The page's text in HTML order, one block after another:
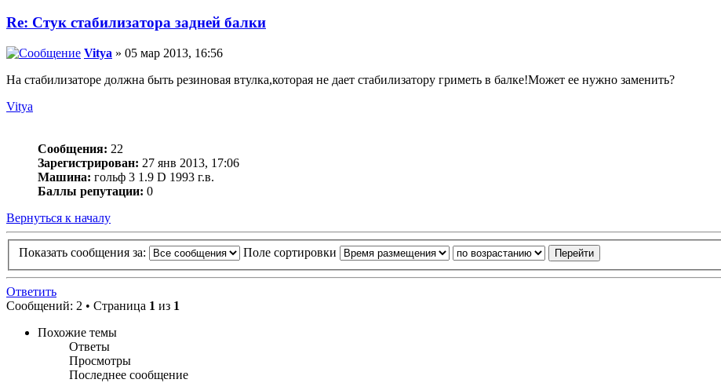
Re: Стук стабилизатора задней балки
Vitya » 05 мар 2013, 16:56
На стабилизаторе должна быть резиновая втулка,которая не дает стабилизатору гриметь в балке!Может ее нужно заменить?
Vitya
Сообщения: 22
Зарегистрирован: 27 янв 2013, 17:06
Машина: гольф 3 1.9 D 1993 г.в.
Баллы репутации: 0
Вернуться к началу
Показать сообщения за: Поле сортировки
Ответить
Сообщений: 2 • Страница 1 из 1
Похожие темы
Ответы
Просмотры
Последнее сообщение